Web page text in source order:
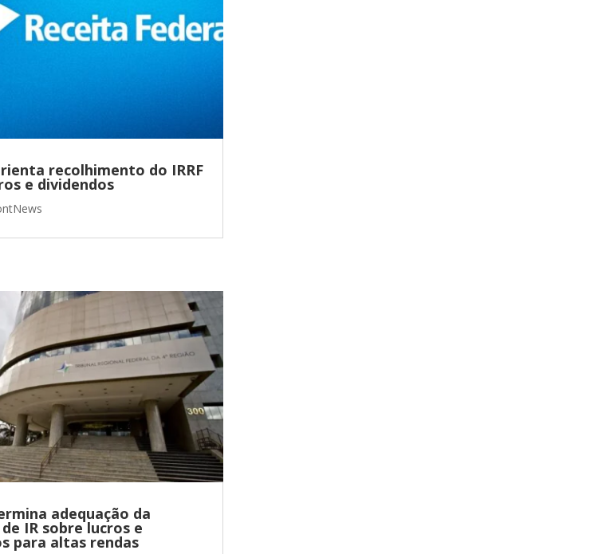
recolhimento do IRRF
e dividendos
adequação da
IR sobre lucros e
para altas rendas